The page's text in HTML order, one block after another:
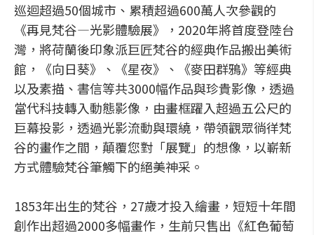
巡迴超過50個城市、累積超過600萬人次參觀的
《再見梵谷—光影體驗展》，2020年將首度登陸台
灣，將荷蘭後印象派巨匠梵谷的經典作品搬出美術
館，《向日葵》、《星夜》、《麥田群鴉》等經典
以及素描、書信等共3000幅作品與珍貴影像，透過
當代科技轉入動態影像，由畫框躍入超過五公尺的
巨幕投影，透過光影流動與環繞，帶領觀眾徜徉梵
谷的畫作之間，顛覆您對「展覽」的想像，以嶄新
方式體驗梵谷筆觸下的絕美神采。
1853年出生的梵谷，27歲才投入繪畫，短短十年間
創作出超過2000多幅畫作，生前只售出《紅色葡萄